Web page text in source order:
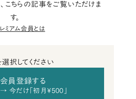
こちらの記事をご覧いただけま
す。
ミアム会員とは
選択してください
員登録する
だけ「初月¥500」